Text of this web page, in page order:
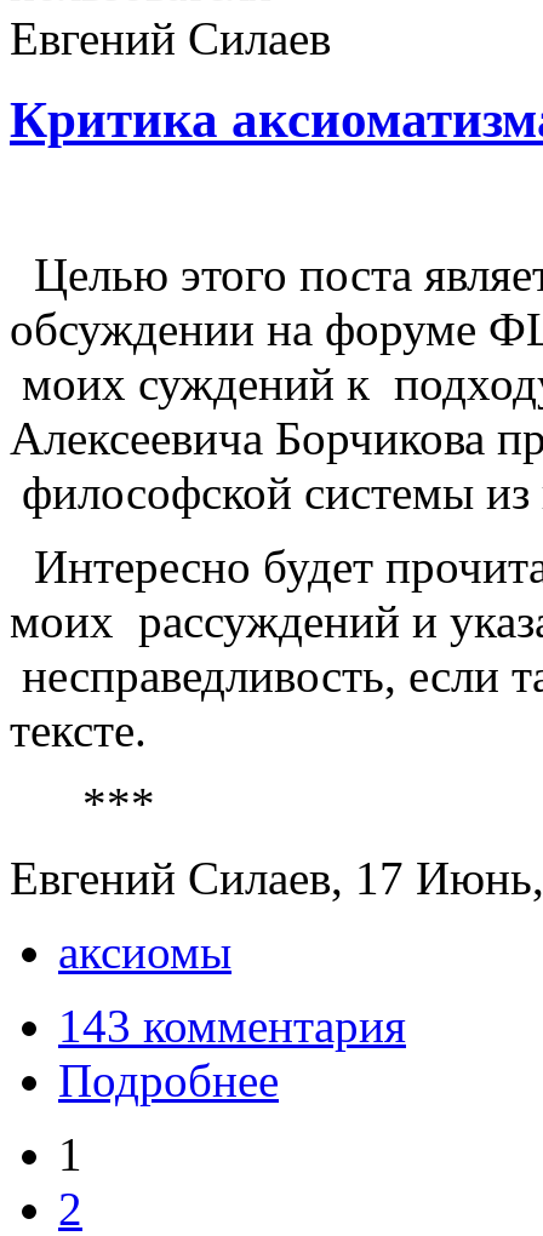
Критика
Целью этого поста
обсуждении на форуме
моих суждений к
Алексеевича Борчикова
философской системы
Интересно будет
моих рассуждений и
несправедливость, если
тексте.
***
Евгений Силаев, 17
аксиомы
143 комментария
Подробнее
1
2